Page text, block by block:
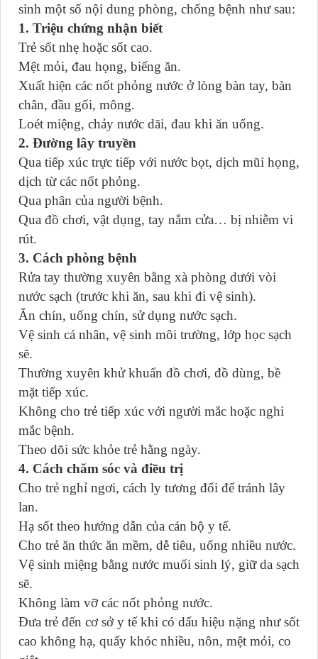
sinh một số nội dung phòng, chống bệnh như sau:
1. Triệu chứng nhận biết
Trẻ sốt nhẹ hoặc sốt cao.
Mệt mỏi, đau họng, biếng ăn.
Xuất hiện các nốt phỏng nước ở lòng bàn tay, bàn
chân, đầu gối, mông.
Loét miệng, chảy nước dãi, đau khi ăn uống.
2. Đường lây truyền
Qua tiếp xúc trực tiếp với nước bọt, dịch mũi họng,
dịch từ các nốt phỏng.
Qua phân của người bệnh.
Qua đồ chơi, vật dụng, tay nắm cửa… bị nhiễm vi
rút.
3. Cách phòng bệnh
Rửa tay thường xuyên bằng xà phòng dưới vòi
nước sạch (trước khi ăn, sau khi đi vệ sinh).
Ăn chín, uống chín, sử dụng nước sạch.
Vệ sinh cá nhân, vệ sinh môi trường, lớp học sạch
sẽ.
Thường xuyên khử khuẩn đồ chơi, đồ dùng, bề
mặt tiếp xúc.
Không cho trẻ tiếp xúc với người mắc hoặc nghi
mắc bệnh.
Theo dõi sức khỏe trẻ hằng ngày.
4. Cách chăm sóc và điều trị
Cho trẻ nghỉ ngơi, cách ly tương đối để tránh lây
lan.
Hạ sốt theo hướng dẫn của cán bộ y tế.
Cho trẻ ăn thức ăn mềm, dễ tiêu, uống nhiều nước.
Vệ sinh miệng bằng nước muối sinh lý, giữ da sạch
sẽ.
Không làm vỡ các nốt phỏng nước.
Đưa trẻ đến cơ sở y tế khi có dấu hiệu nặng như sốt
cao không hạ, quấy khóc nhiều, nôn, mệt mỏi, co